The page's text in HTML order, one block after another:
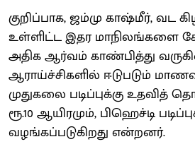
குறிப்பாக, ஜம்மு காஷ்மீர், வட
உள்ளிட்ட இதர மாநிலங்களை
அதிக ஆர்வம் காண்பித்து
ஆராய்ச்சிகளில் ஈடுபடும்
முதுகலை படிப்புக்கு உதவித்
ரூ.10 ஆயிரமும், பிஹெச்டி
வழங்கப்படுகிறது என்றனர்.